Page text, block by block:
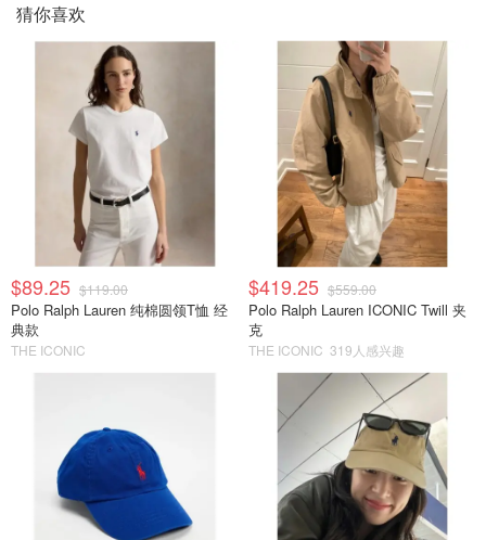
猜你喜欢
$89.25 $119.00
Polo Ralph Lauren 纯棉圆领T恤 经
典款
THE ICONIC
$419.25 $559.00
Polo Ralph Lauren ICONIC Twill 夹
克
THE ICONIC 319人感兴趣